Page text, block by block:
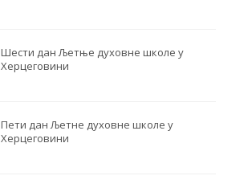
Шести дан Љетње духовне школе у
Херцеговини
Пети дан Љетне духовне школе у
Херцеговини